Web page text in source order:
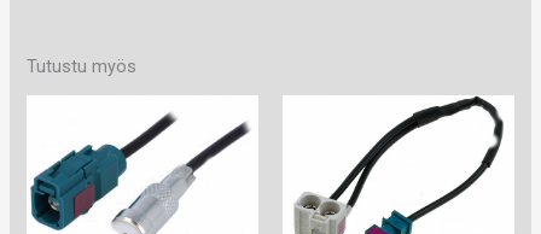
Tutustu myös